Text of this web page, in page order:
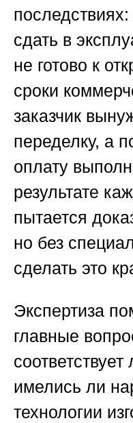
сдать в
не готово к
сроки
заказчик
переделку, а
оплату
результате
пытается
но без
сделать это
Экспертиза
главные
имелись ли
технологии